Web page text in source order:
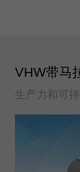
VHW带马
生产力和可